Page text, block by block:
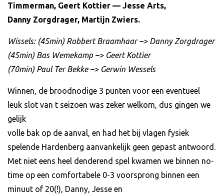
Timmerman, Geert Kottier — Jesse Arts,
Danny Zorgdrager, Martijn Zwiers.
Wissels: (45min) Robbert Braamhaar –> Danny Zorgdrager
(45min) Bas Wemekamp –> Geert Kottier
(70min) Paul Ter Bekke –> Gerwin Wessels
Winnen, de broodnodige 3 punten voor een eventueel
leuk slot van t seizoen was zeker welkom, dus gingen we
gelijk
volle bak op de aanval, en had het bij vlagen fysiek
spelende Hardenberg aanvankelijk geen gepast antwoord.
Met niet eens heel denderend spel kwamen we binnen no-
time op een comfortabele 0-3 voorsprong binnen een
minuut of 20(!), Danny, Jesse en